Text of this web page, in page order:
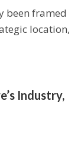
been framed
location,
Industry,